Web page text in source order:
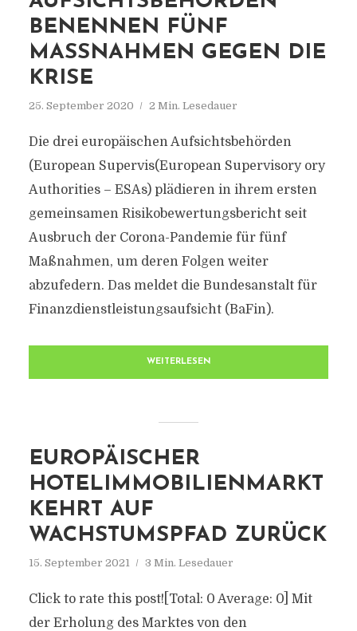
BENENNEN FÜNF
MASSNAHMEN GEGEN DIE K
RISE
25. September 2020 2 Min. Lesedauer
Die drei europäischen Aufsichtsbehörden
(European Supervis(European Supervisory ory
Authorities – ESAs) plädieren in ihrem ersten
gemeinsamen Risikobewertungsbericht seit
Ausbruch der Corona-Pandemie für fünf
Maßnahmen, um deren Folgen weiter
abzufedern. Das meldet die Bundesanstalt für
Finanzdienstleistungsaufsicht (BaFin).
WEITERLESEN
EUROPÄISCHER
HOTELIMMOBILIENMARKT
KEHRT AUF
WACHSTUMSPFAD ZURÜCK
15. September 2021 3 Min. Lesedauer
Click to rate this post![Total: 0 Average: 0] Mit
der Erholung des Marktes von den